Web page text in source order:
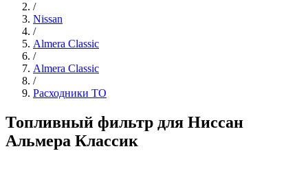
/
Nissan
/
Almera Classic
/
Almera Classic
/
Расходники ТО
Топливный фильтр для Ниссан
Альмера Классик